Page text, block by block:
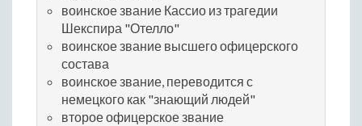
воинское звание Кассио из трагедии
Шекспира "Отелло"
воинское звание высшего офицерского
состава
воинское звание, переводится с
немецкого как "знающий людей"
второе офицерское звание